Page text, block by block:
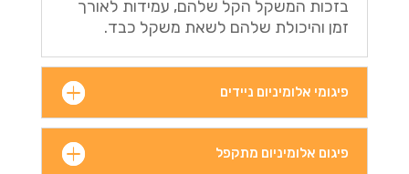
בזכות המשקל הקל שלהם, עמידות לאורך
זמן והיכולת שלהם לשאת משקל כבד.
פיגומי אלומיניום ניידים
פיגום אלומיניום מתקפל